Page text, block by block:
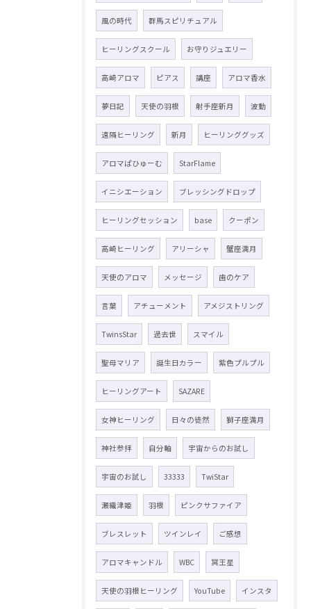
風の時代 群馬スピリチュアル
ヒーリングスクール お守りジュエリー
高崎アロマ ピアス 講座 アロマ香水
夢日記 天使の羽根 射手座新月 波動
遠隔ヒーリング 新月 ヒーリンググッズ
アロマぱひゅーむ StarFlame
イニシエーション ブレッシングドロップ
ヒーリングセッション base クーポン
高崎ヒーリング アリーシャ 蟹座満月
天使のアロマ メッセージ 歯のケア
言葉 アチューメント アメジストリング
TwinsStar 過去世 スマイル
聖母マリア 誕生日カラー 紫色プルプル
ヒーリングアート SAZARE
女神ヒーリング 日々の徒然 獅子座満月
神社参拝 自分軸 宇宙からのお試し
宇宙のお試し 33333 TwiStar
瀬織津姫 羽根 ピンクサファイア
ブレスレット ツインレイ ご感想
アロマキャンドル WBC 冥王星
天使の羽根ヒーリング YouTube インスタ